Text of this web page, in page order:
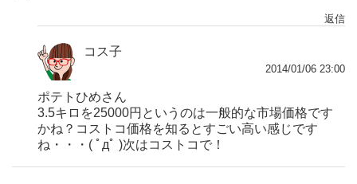
返信
コス子
2014/01/06 23:00
ポテトひめさん
3.5キロを25000円というのは一般的な市場価格です
かね？コストコ価格を知るとすごい高い感じです
ね・・・( ﾟдﾟ )次はコストコで！